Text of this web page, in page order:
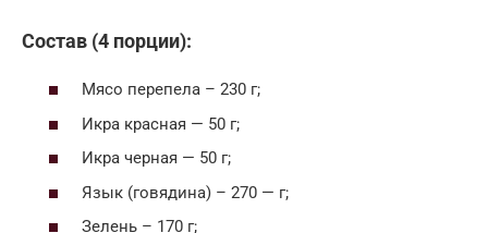
Состав (4 порции):
Мясо перепела – 230 г;
Икра красная — 50 г;
Икра черная — 50 г;
Язык (говядина) – 270 — г;
Зелень – 170 г;